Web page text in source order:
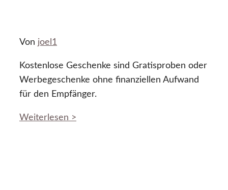
Von joel1
Kostenlose Geschenke sind Gratisproben oder
Werbegeschenke ohne finanziellen Aufwand
für den Empfänger.
Weiterlesen >